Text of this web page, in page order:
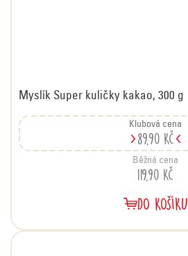
Myslík Super kuličky kakao, 300 g
Klubová cena
89,90 Kč
Běžná cena
119,90 Kč
DO KOŠÍKU